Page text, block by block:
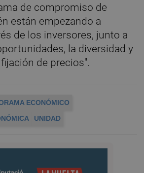
de compromiso de
están empezando a
de los inversores, junto a
la diversidad y
de precios".
ECONÓMICO
UNIDAD